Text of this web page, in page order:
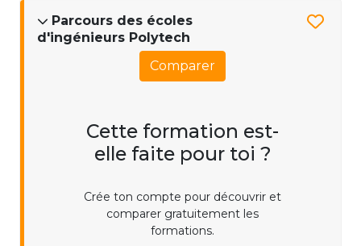
Parcours des écoles
d'ingénieurs Polytech
Comparer
Cette formation est-
elle faite pour toi ?
Crée ton compte pour découvrir et
comparer gratuitement les
formations.